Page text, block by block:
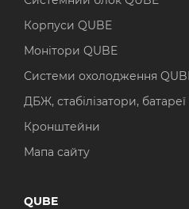
Корпуси QUBE
Монітори QUBE
Системи охолодження
ДБЖ, стабілізатори, батареї
Кронштейни
Мапа сайту
QUBE